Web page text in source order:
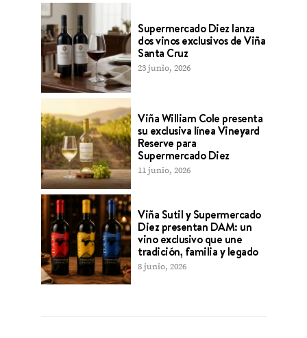
Supermercado Diez lanza
dos vinos exclusivos de Viña
Santa Cruz
23 junio, 2026
Viña William Cole presenta
su exclusiva línea Vineyard
Reserve para
Supermercado Diez
11 junio, 2026
Viña Sutil y Supermercado
Diez presentan DAM: un
vino exclusivo que une
tradición, familia y legado
8 junio, 2026